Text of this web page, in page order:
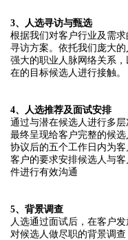
3、人选寻访与甄选
根据我们对客户行业及需
寻访方案。依托我们庞大
强大的职业人脉网络关系
在的目标候选人进行接触。
4、人选推荐及面试安排
通过与潜在候选人进行多
最终呈现给客户完整的候
协议后的五个工作日内为
客户的要求安排候选人与
件进行有效沟通
5、背景调查
人选通过面试后，在客户
对候选人做尽职的背景调